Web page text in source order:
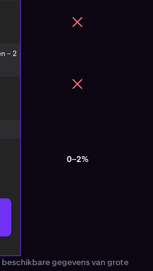
– 2
0–2%
gegevens van grote